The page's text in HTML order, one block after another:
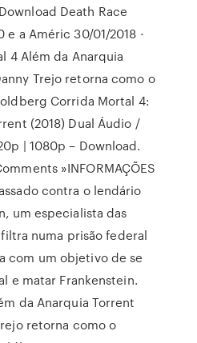
Death Race
a Améric 30/01/2018 ·
4 Além da Anarquia
Trejo retorna como o
Corrida Mortal 4:
(2018) Dual Áudio /
| 1080p – Download.
»INFORMAÇÕES
contra o lendário
um especialista das
numa prisão federal
com um objetivo de se
e matar Frankenstein.
da Anarquia Torrent
retorna como o